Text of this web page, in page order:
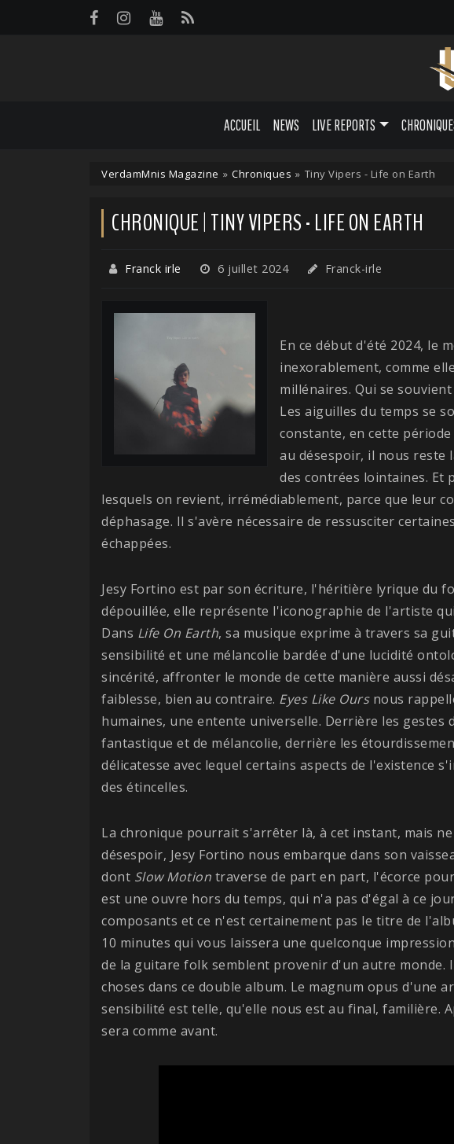
ACCUEIL NEWS LIVE REPORTS
VerdamMnis Magazine » Chroniques » Tiny Vipers - Life on Earth
CHRONIQUE | TINY VIPERS - LIFE ON EARTH
Franck irle 6 juillet 2024 Franck-irle
En ce début d'été 2024, le
inexorablement, comme
millénaires. Qui se
Les aiguilles du temps se
constante, en cette
au désespoir, il nous reste
des contrées lointaines. Et
lesquels on revient, irrémédiablement, parce que leur
déphasage. Il s'avère nécessaire de ressusciter
échappées.
Jesy Fortino est par son écriture, l'héritière lyrique du
dépouillée, elle représente l'iconographie de l'artiste
Dans Life On Earth, sa musique exprime à travers sa
sensibilité et une mélancolie bardée d'une lucidité
sincérité, affronter le monde de cette manière aussi
faiblesse, bien au contraire. Eyes Like Oursnous
humaines, une entente universelle. Derrière les gestes
fantastique et de mélancolie, derrière les
délicatesse avec lequel certains aspects de l'existence
des étincelles.
La chronique pourrait s'arrêter là, à cet instant, mais
désespoir, Jesy Fortino nous embarque dans son
dont Slow Motion traverse de part en part, l'écorce
est une ouvre hors du temps, qui n'a pas d'égal à ce
composants et ce n'est certainement pas le titre de
10 minutes qui vous laissera une quelconque
de la guitare folk semblent provenir d'un autre monde.
choses dans ce double album. Le magnum opus d'une
sensibilité est telle, qu'elle nous est au final, familière.
sera comme avant.
Panneau de gestion des cookies